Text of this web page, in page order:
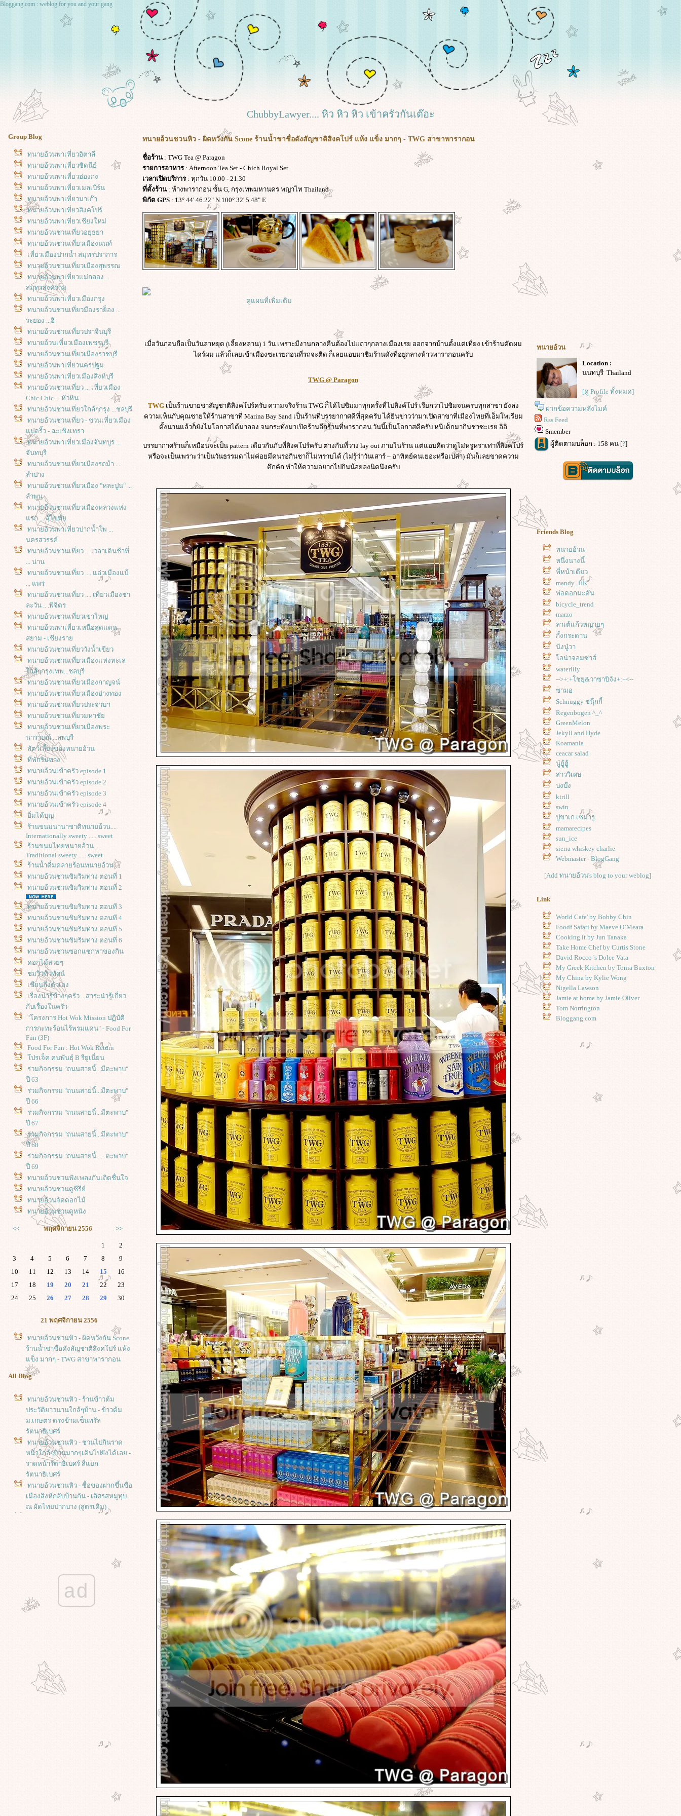
Bloggang.com : weblog for you and your gang
ChubbyLawyer.... หิว หิว หิว เข้าครัวกันเต๊อะ
Group Blog
ทนายอ้วนพาเที่ยวอิตาลี
ทนายอ้วนพาเที่ยวซิดนีย์
ทนายอ้วนพาเที่ยวฮ่องกง
ทนายอ้วนพาเที่ยวเมลเบิร์น
ทนายอ้วนพาเที่ยวมาเก๊า
ทนายอ้วนพาเที่ยวสิงคโปร์
ทนายอ้วนพาเที่ยวเชียงใหม่
ทนายอ้วนชวนเที่ยวอยุธยา
ทนายอ้วนชวนเที่ยวเมืองนนท์
เที่ยวเมืองปากน้ำ สมุทรปราการ
ทนายอ้วนชวนเที่ยวเมืองสุพรรณ
ทนายอ้วนพาเที่ยวแม่กลอง ..
สมุทรสงคราม
ทนายอ้วนพาเที่ยวเมืองกรุง
ทนายอ้วนชวนเที่ยวมืองราย็อง ...
ระยอง ...ฮิ
ทนายอ้วนชวนเที่ยวปราจีนบุรี
ทนายอ้วนเที่ยวเมืองเพชรบุรี
ทนายอ้วนชวนเที่ยวเมืองราชบุรี
ทนายอ้วนพาเที่ยวนครปฐม
ทนายอ้วนพาเที่ยวเมืองสิงห์บุรี
ทนายอ้วนชวนเที่ยว ... เที่ยวเมือง
Chic Chic ... หัวหิน
ทนายอ้วนชวนเที่ยวใกล้ๆกรุง ...ชลบุรี
ทนายอ้วนชวนเที่ยว - ชวนเที่ยวเมือง
ปดริ้ว - ฉะเชิงเทรา
ทนายอ้วนพาเที่ยวเมืองจันทบูร ...
จันทบุรี
ทนายอ้วนชวนเที่ยวเมืองรถม้า ...
ลำปาง
ทนายอ้วนชวนเที่ยวเมือง "หละปูน" ...
ลำพูน
ทนายอ้วนชวนเที่ยวเมืองหลวงแห่ง
รก ... สุ๊โขทั
ทนายอ้วนพาเที่ยวปากน้ำโพ ...
นครสวรรค์
ทนายอ้วนชวนเที่ยว ... เวลาเดินช้าที่
... น่าน
ทนายอ้วนชวนเที่ยว .... แอ่วเมืองแป้
... แพร่
ทนายอ้วนชวนเที่ยว .... เที่ยวเมืองชา
ละวัน .. .พิจิตร
ทนายอ้วนชวนเที่ยวเขาใหญ่
ทนายอ้วนพาเที่ยวเหนือสุดแดน
สยาม - เชียงรา
ทนายอ้วนชวนเที่ยววังน้ำเขียว
ทนายอ้วนชวนเที่ยวเมืองแห่งทะเล
กล้ๆกรุงเทพ...ชลบุรี
ทนายอ้วนชวนเที่ยวเมืองกาญจน์
ทนายอ้วนชวนเที่ยวเมืองอ่างทอง
ทนายอ้วนชวนเที่ยวประจวบฯ
ทนายอ้วนชวนเที่ยวมหาชั
ทนายอ้วนชวนเที่ยวเมืองพระ
นารายณ์ ...ลพบุรี
สัตว์เลี้ยงของทนายอ้วน
ที่พักริมทาง
ทนายอ้วนเข้าครัว episode 1
ทนายอ้วนเข้าครัว episode 2
ทนายอ้วนเข้าครัว episode 3
ทนายอ้วนเข้าครัว episode 4
อิ่มได้บุญ
ร้านขนมนานาชาติทนายอ้วน....
Internationally sweety ..... sweet
ร้านขนมไทยทนายอ้วน ....
Traditional sweety ..... sweet
ร้านน้ำดื่มคลายร้อนทนายอ้วน
ทนายอ้วนชวนชิมริมทาง ตอนที่ 1
ทนายอ้วนชวนชิมริมทาง ตอนที่ 2
ทนายอ้วนชวนชิมริมทาง ตอนที 3
ทนายอ้วนชวนชิมริมทาง ตอนที 4
ทนายอ้วนชวนชิมริมทาง ตอนที 5
ทนายอ้วนชวนชิมริมทาง ตอนที่ 6
ทนายอ้วนชวนซอกแซกหาของกิน
ดอกไม้สวยๆ
ชมวิวทิวทัศน์
เขียนถึงตัวเอง
เรื่องน่ารู้ข้างๆครัว .. สาระน่ารู้เกี่ยว
กับเรื่องในครัว
"โครงการ Hot Wok Mission ปฏิบัติ
การกะทะร้อนไร้พรมแดน" - Food For
Fun (3F)
Food For Fun : Hot Wok Return
ปรเจ็ค คนพันธุ์ B รียูเนี่ยน
ร่วมกิจกรรม "ถนนสายนี้...มีตะพาบ"
ปี 63
ร่วมกิจกรรม "ถนนสายนี้...มีตะพาบ"
ปี 66
ร่วมกิจกรรม "ถนนสายนี้...มีตะพาบ"
ปี 67
ร่วมกิจกรรม "ถนนสายนี้...มีตะพาบ"
ปี 68
ร่วมกิจกรรม "ถนนสายนี้ .... ตะพาบ"
ปี 69
ทนายอ้วนชวนฟังเพลงกันเถิดชื่นใจ
ทนายอ้วนชวนดูซีรีย์
ทนายอ้วนจัดดอกไม้
ทนายอ้วนชวนดูหนัง
<< พฤศจิกายน 2556 >>
1
2
3
4 5 6 7 8
9
10
11 12 13 14 15
16
17
18 19 20 21 22
23
24
25 26 27 28 29 30
21 พฤศจิกายน 2556
ทนายอ้วนชวนหิว - ผิดหวังกัน Scone
ร้านน้ำชาชื่อดังสัญชาติสิงคโปร์ แห้ง
ข็ง มากๆ - TWG สาขาพารากอน
All Blog
ทนายอ้วนชวนหิว - ร้านข้าวต้ม
ประวัติยาวนานใกล้ๆบ้าน - ข้าวต้ม
ม.เกษตร ตรงข้ามเซ็นทรัล
รัตนาธิเบศร์
ทนายอ้วนชวนหิว - ชวนไปกินราด
หน้าใกล้ๆบ้านมากๆเดินไปยังได้เลย -
ราดหน้ารัตาธิเบศร์ สี่แยก
รัตนาธิเบศร์
ทนายอ้วนชวนหิว - ซื้อของฝากขึ้นชื่อ
เมืองสิงห์กลับบ้านกัน - เลิศรสหมูทุบ
ณ ผัดไทยปากบาง (สูตรเดิม)
ทนายอ้วนชวนหิว - ตะลุยกินถิ่น
สิงห์บุรี - ชวนมากินของว่างโบราณ -
ขนมเบื้องญวนป้าประเสริฐ ตลาดบ้าน
ทนายอ้วนชวนหิว - ตะลุยกินถิ่น
สิงห์บุรี - ก๋วยเตี๋ยวลุงสมศักดิ์ @ บ้าน
ป้ง สิงห์บุรี
สิงห์บุรี - ผัดไทยเจ้าดังแห่งตลาดปาก
บาง - ผัดไทยปากบาง @ สิงห์บุรี
ทนายอ้วนชวนหิว - ผิดหวังกัน Scone
กิน - ก๋วยเตี๋ยวอยากขาย (นายต้า)
ก๋วยเตี๋ยวหมูน้ำแดง ตลาดน้ำเหล่าตั๊
ad
ทนายอ้วนชวนหิว - ผิดหวังกัน Scone ร้านน้ำชาชื่อดังสัญชาติสิงคโปร์ แห้ง แข็ง มากๆ - TWG สาขาพารากอน
ชื่อร้าน: TWG Tea @ Paragon
รายการอาหาร: Afternoon Tea Set - Chich Royal Set
เวลาเปิดบริการ: ทุกวัน 10.00 - 21.30
ที่ตั้งร้าน: ห้างพารากอน ชั้น G, กรุงเทพมหานคร พญาไท Thailand
พิกัด GPS : 13° 44' 46.22" N 100° 32' 5.48" E
ดูแผนที่เพิ่มเติม
เมื่อวันก่อนถือเป็นวันลาหยุด (เลี้ยงหลาน) 1 วัน เพราะมีงานกลางคืนต้องไปแถวๆกลางเมืองเรย ออกจากบ้านตั้งแต่เที่ยง เข้าร้านตัดผม
ไดร์ผม แล้วก็เลยเข้าเมืองซะเรยก่อนที่รถจะติด ก็เลยแอบมาชิมร้านดังที่อยู่กลางห้าวพารากอนครับ
TWG @ Paragon
TWG เป็นร้านขายชาสัญชาติสิงคโปร์ครับ ความจริงร้าน TWG ก็ได้ไปชิมมาทุกครั้งที่ไปสิงค์โปร์ เรียกว่าไปชิมจนครบทุกสาขา ยังลง
ความเห็นกับคุณชายให้ร้านสาขาที่ Marina Bay Sand เป็นร้านที่บรรยากาศดีที่สุดครับ ได้ยินข่าวว่ามาเปิดสาขาที่เมืองไทยที่เอ็มโพเรียม
ตั้งนานแล้วก็ยังไม่โอกาสได้มาลอง จนกระทั่งมาเปิดร้านอีกร้านที่พารากอน วันนี้เป็นโอกาสดีครับ หนีเด็กมากินชาซะเรย อิอิ
บรรยากาศร้านก็เหมือนจะเป็น pattern เดียวกันกับที่สิงคโปร์ครับ ต่างกันที่วาง lay out ภายในร้าน แต่แอบคิดว่าดูไม่หรูหราเท่าที่สิงคโปร์
หรือจะเป็นเพราะว่าเป็นวันธรรมดาไม่ค่อยมีคนรอกินชาก็ไม่ทราบได้ (ไม่รู้ว่าวันเสาร์ – อาทิตย์คนเยอะหรือเปล่า) มันก็เลยขาดความ
คึกคัก ทำให้ความอยากไปกินน้อยลงนิดนึงครับ
ทนายอ้วน
Location :
นนทบุรี Thailand
[ดู Profile ทั้งหมด]
ฝากข้อความหลังไมค์
Rss Feed
Smember
ผู้ติดตามบล็อก : 158 คน [?]
Friends Blog
ทนายอ้วน
หนึ่งนางนี้
พี่หน้าเดียว
mandy_HK
พ่อดอกมะดัน
bicycle_trend
marzo
ลาเต้แก้วหญ่ายๆ
กั้งกระดาน
นังนู๋วา
อน่าจอมซ่าส์
waterlily
-->+:+โชยุ&วาซาบิจัง+:+<--
ซามอ
Schnuggy ชนุ๊กกี้
Regenbogen ^_^
GreenMelon
Jekyll and Hyde
Koamania
ceacar salad
นู๋ยู้ฮู้
สาววิเศษ
บ่งบ๊ง
kirill
swin
ปูขาเก เซมารู
mamarecipes
sun_ice
sierra whiskey charlie
Webmaster - BlogGang
[Add ทนายอ้วน's blog to your weblog]
Link
World Cafe' by Bobby Chin
Foodf Safari by Maeve O’Meara
Cooking it by Jun Tanaka
Take Home Chef by Curtis Stone
David Rocco 's Dolce Vata
My Greek Kitchen by Tonia Buxton
My China by Kylie Wong
Nigella Lawson
Jamie at home by Jamie Oliver
Tom Norrington
Bloggang.com